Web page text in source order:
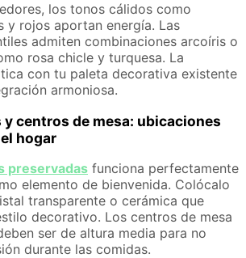
los tonos cálidos como
y rojos aportan energía. Las
admiten combinaciones arcoíris o
rosa chicle y turquesa. La
con tu paleta decorativa existente
armoniosa.
y centros de mesa: ubicaciones
hogar
preservadas funciona perfectamente
elemento de bienvenida. Colócalo
transparente o cerámica que
decorativo. Los centros de mesa
ser de altura media para no
durante las comidas.